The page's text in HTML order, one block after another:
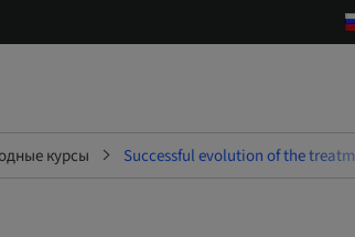
курсы Successful evolution of the